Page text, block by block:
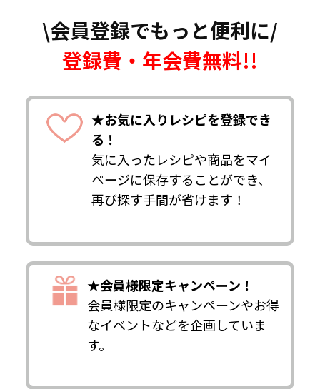
\会員登録でもっと便利に/
登録費・年会費無料!!
★お気に入りレシピを登録でき
る！
気に入ったレシピや商品をマイ
ページに保存することができ、
再び探す手間が省けます！
★会員様限定キャンペーン！
会員様限定のキャンペーンやお得
なイベントなどを企画していま
す。